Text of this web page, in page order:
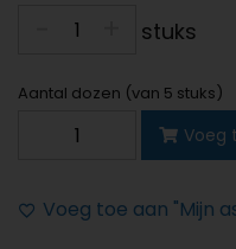
stuks
Aantal dozen (van 5 stuks)
Castelvetro
Muretto
Voeg
Voeg toe aan "Mijn